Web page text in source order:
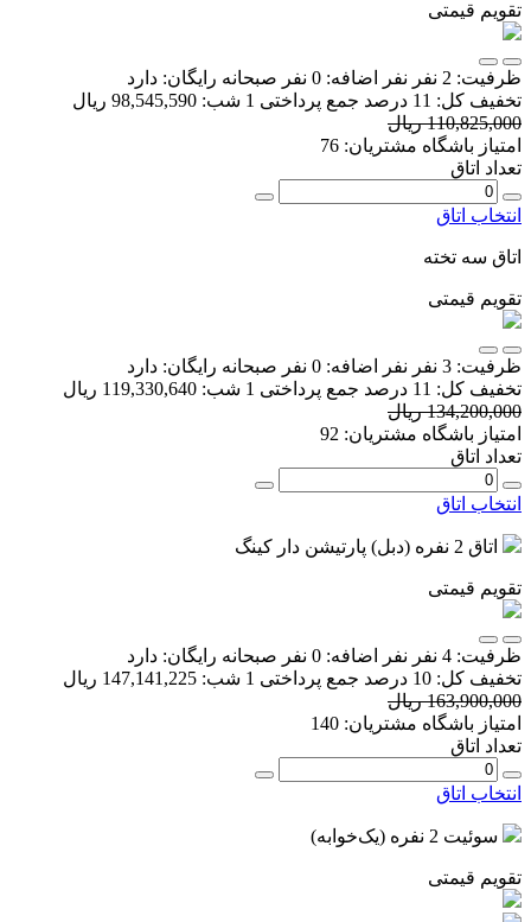
تقویم قیمتی
ظرفیت: 2 نفر نفر اضافه: 0 نفر صبحانه رایگان: دارد
تخفیف کل: 11 درصد جمع پرداختی 1 شب:
98,545,590 ریال
110,825,000 ریال
امتیاز باشگاه مشتریان: 76
تعداد اتاق
انتخاب اتاق
اتاق سه تخته
تقویم قیمتی
ظرفیت: 3 نفر نفر اضافه: 0 نفر صبحانه رایگان: دارد
تخفیف کل: 11 درصد جمع پرداختی 1 شب:
119,330,640 ریال
134,200,000 ریال
امتیاز باشگاه مشتریان: 92
تعداد اتاق
انتخاب اتاق
اتاق 2 نفره (دبل) پارتیشن دار کینگ
تقویم قیمتی
ظرفیت: 4 نفر نفر اضافه: 0 نفر صبحانه رایگان: دارد
تخفیف کل: 10 درصد جمع پرداختی 1 شب:
147,141,225 ریال
163,900,000 ریال
امتیاز باشگاه مشتریان: 140
تعداد اتاق
انتخاب اتاق
سوئیت 2 نفره (یک‌خوابه)
تقویم قیمتی